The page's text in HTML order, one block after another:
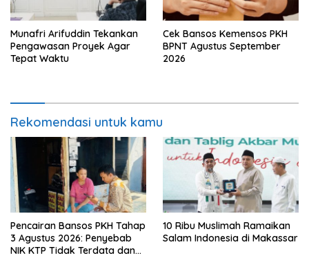
Munafri Arifuddin Tekankan
Pengawasan Proyek Agar
Tepat Waktu
Cek Bansos Kemensos PKH
BPNT Agustus September
2026
Rekomendasi untuk kamu
Pencairan Bansos PKH Tahap
3 Agustus 2026: Penyebab
NIK KTP Tidak Terdata dan
10 Ribu Muslimah Ramaikan
Salam Indonesia di Makassar